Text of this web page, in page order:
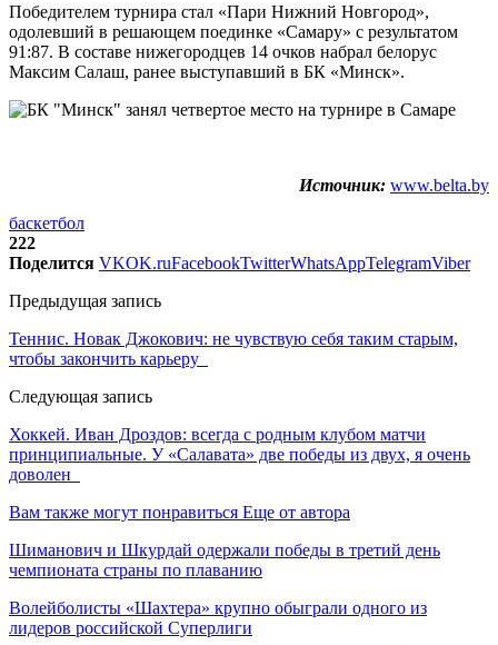
Победителем турнира стал «Пари Нижний Новгород»,
одолевший в решающем поединке «Самару» с результатом
91:87. В составе нижегородцев 14 очков набрал белорус
Максим Салаш, ранее выступавший в БК «Минск».
Источник: www.belta.by
баскетбол
222
Поделится VKOK.ruFacebookTwitterWhatsAppTelegramViber
Предыдущая запись
Теннис. Новак Джокович: не чувствую себя таким старым,
чтобы закончить карьеру
Следующая запись
Хоккей. Иван Дроздов: всегда с родным клубом матчи
принципиальные. У «Салавата» две победы из двух, я очень
доволен
Вам также могут понравиться Еще от автора
Шиманович и Шкурдай одержали победы в третий день
чемпионата страны по плаванию
Волейболисты «Шахтера» крупно обыграли одного из
лидеров российской Суперлиги